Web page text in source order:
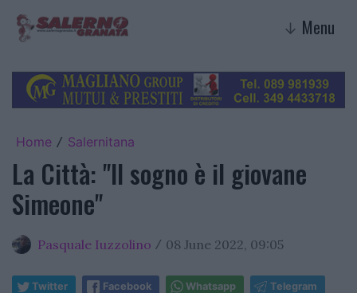
↓ Menu
Home / Salernitana
La Città: "Il sogno è il giovane
Simeone"
Pasquale Iuzzolino / 08 June 2022, 09:05
Twitter Facebook Whatsapp Telegram